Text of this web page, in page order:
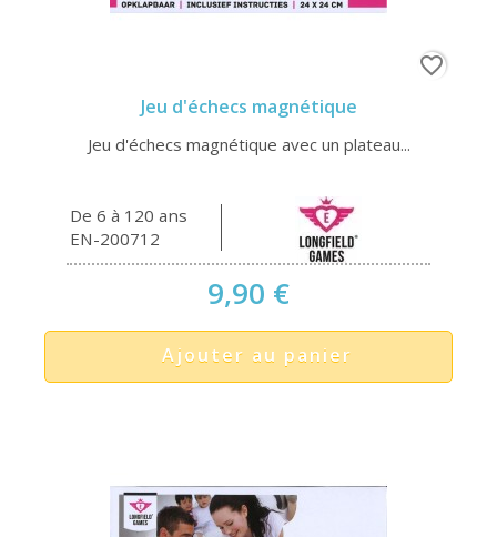
Jeu d'échecs magnétique
Jeu d'échecs magnétique avec un plateau...
De 6 à 120 ans
EN-200712
9,90 €
Ajouter au panier
favorite_border